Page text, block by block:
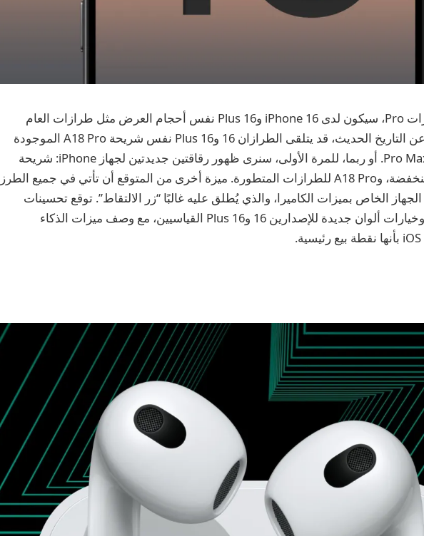
وعلى عكس إصدارات Pro، سيكون لدى iPhone 16 و16 Plus نفس أحجام العرض مثل طرازات العام
الماضي. في تغيير عن التاريخ الحديث، قد يتلقى الطرازان 16 و16 Plus نفس شريحة A18 Pro الموجودة
في طرازي Pro وPro Max. أو ربما، للمرة الأولى، سنرى ظهور رقاقتين جديدتين لجهاز iPhone: شريحة
A18 للطرازات المنخفضة، وA18 Pro للطرازات المتطورة. ميزة أخرى من المتوقع أن تأتي في جميع الطرز
الخاص بميزات الكاميرا، والذي يُطلق عليه غالبًا “زر الالتقاط”. توقع تحسينات
أخرى في الكاميرا وخيارات ألوان جديدة للإصدارين 16 و16 Plus القياسيين، مع وصف ميزات الذكاء